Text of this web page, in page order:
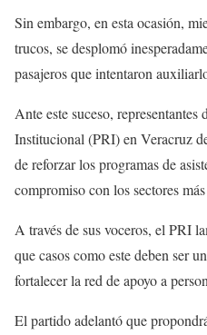
Sin embargo, en esta ocasión,
trucos, se desplomó
pasajeros que intentaron
Ante este suceso,
Institucional (PRI) en Veracruz
de reforzar los programas de
compromiso con los sectores
A través de sus voceros, el PRI
que casos como este deben ser
fortalecer la red de apoyo a
El partido adelantó que